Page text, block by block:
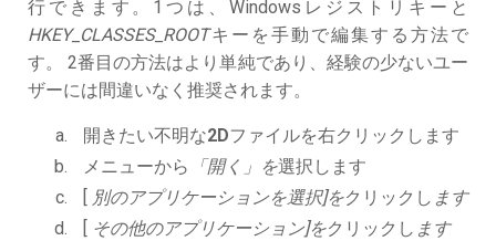
行できます。1つは、Windowsレジストリキーと
HKEY_CLASSES_ROOTキーを手動で編集する方法で
す。 2番目の方法はより単純であり、経験の少ないユー
ザーには間違いなく推奨されます。
開きたい不明な2Dファイルを右クリックします
メニューから
「開く」を選択します
[ 別のアプリケーションを選択]をクリックし ます
[ その他のアプリケーション]をクリックし ます